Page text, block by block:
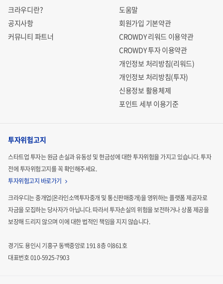
크라우디란?
공지사항
커뮤니티 파트너
도움말
회원가입 기본약관
CROWDY 리워드 이용약관
CROWDY 투자 이용약관
개인정보 처리방침(리워드)
개인정보 처리방침(투자)
신용정보 활용체제
포인트 세부 이용기준
투자위험고지
스타트업 투자는 원금 손실과 유동성 및 현금성에 대한 투자위험을 가지고 있습니다.투자
전에 투자위험고지를 꼭 확인해주세요.
투자위험고지 바로가기
크라우디는 중개업(온라인소액투자중개 및 통신판매중개)을 영위하는 플랫폼 제공자로
자금을 모집하는당사자가 아닙니다. 따라서 투자손실의 위험을 보전하거나 상품 제공을
보장해 드리지 않으며 이에 대한 법적인 책임을 지지 않습니다.
경기도 용인시 기흥구 동백중앙로 191 8층 이861호
대표번호 010-5925-7903